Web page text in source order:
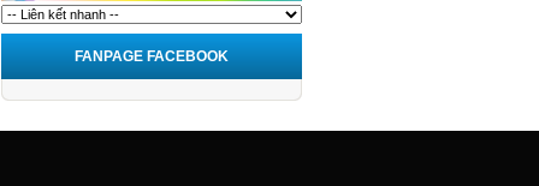
FANPAGE FACEBOOK